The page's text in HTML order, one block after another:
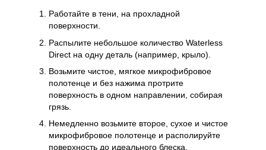
Работайте в тени, на прохладной
поверхности.
Распылите небольшое количество Waterless
Direct на одну деталь (например, крыло).
Возьмите чистое, мягкое микрофибровое
полотенце и без нажима протрите
поверхность в одном направлении, собирая
грязь.
Немедленно возьмите второе, сухое и чистое
микрофибровое полотенце и располируйте
поверхность до идеального блеска.